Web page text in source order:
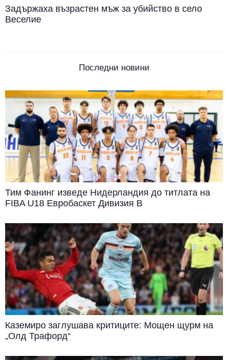
Задържаха възрастен мъж за убийство в село
Веселие
Последни новини
Тим Фанинг изведе Нидерландия до титлата на
FIBA U18 Евробаскет Дивизия B
Каземиро заглушава критиците: Мощен щурм на
„Олд Трафорд“